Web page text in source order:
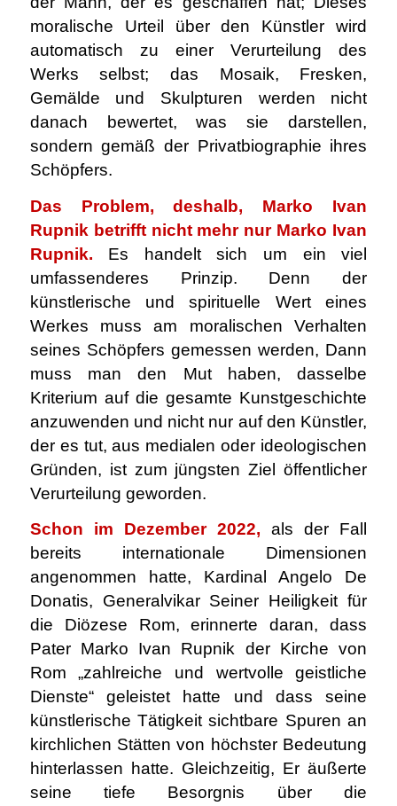
moralische Urteil über den Künstler wird
automatisch zu einer Verurteilung des
Werks selbst; das Mosaik, Fresken,
Gemälde und Skulpturen werden nicht
danach bewertet, was sie darstellen,
sondern gemäß der Privatbiographie ihres
Schöpfers.
Das Problem, deshalb, Marko Ivan
Rupnik betrifft nicht mehr nur Marko Ivan
Rupnik. Es handelt sich um ein viel
umfassenderes Prinzip. Denn der
künstlerische und spirituelle Wert eines
Werkes muss am moralischen Verhalten
seines Schöpfers gemessen werden, Dann
muss man den Mut haben, dasselbe
Kriterium auf die gesamte Kunstgeschichte
anzuwenden und nicht nur auf den Künstler,
der es tut, aus medialen oder ideologischen
Gründen, ist zum jüngsten Ziel öffentlicher
Verurteilung geworden.
Schon im Dezember 2022, als der Fall
bereits internationale Dimensionen
angenommen hatte, Kardinal Angelo De
Donatis, Generalvikar Seiner Heiligkeit für
die Diözese Rom, erinnerte daran, dass
Pater Marko Ivan Rupnik der Kirche von
Rom „zahlreiche und wertvolle geistliche
Dienste“ geleistet hatte und dass seine
künstlerische Tätigkeit sichtbare Spuren an
kirchlichen Stätten von höchster Bedeutung
hinterlassen hatte. Gleichzeitig, Er äußerte
seine tiefe Besorgnis über die